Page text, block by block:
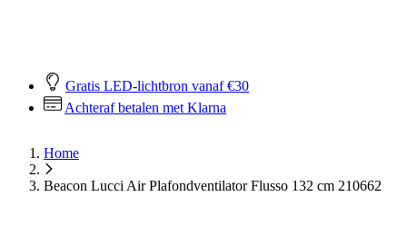
Gratis LED-lichtbron vanaf €30
Achteraf betalen met Klarna
Home
Beacon Lucci Air Plafondventilator Flusso 132 cm 210662